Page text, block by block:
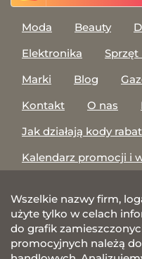
Moda Beauty
Elektronika
Sprzęt
Marki
Blog
Kontakt
O nas
Jak działają kody
Kalendarz promocji i
Wszelkie nazwy firm,
użyte tylko w celach
do grafik
promocyjnych należą